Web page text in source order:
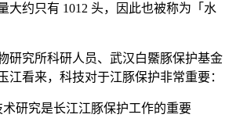
大约只有 1012 头，因此也被称为「水
研究所科研人员、武汉白鱀豚保护基金
江看来，科技对于江豚保护非常重要：
研究是长江江豚保护工作的重要